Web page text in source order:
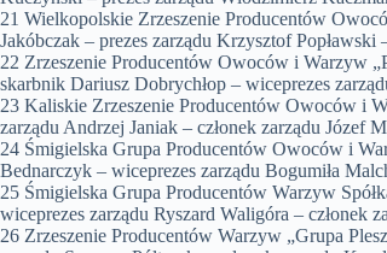
21 Wielkopolskie Zrzeszenie Producentów
Jakóbczak – prezes zarządu Krzysztof
22 Zrzeszenie Producentów Owoców i Warzyw
skarbnik Dariusz Dobrychłop – wiceprezes
23 Kaliskie Zrzeszenie Producentów Owoców i
zarządu Andrzej Janiak – członek zarządu Józef
24 Śmigielska Grupa Producentów Owoców i
Bednarczyk – wiceprezes zarządu Bogumiła
25 Śmigielska Grupa Producentów Warzyw
wiceprezes zarządu Ryszard Waligóra – członek
26 Zrzeszenie Producentów Warzyw „Grupa